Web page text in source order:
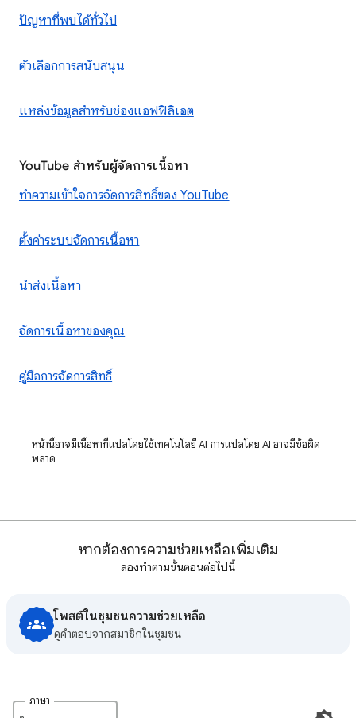
ปัญหาที่พบได้ทั่วไป
ตัวเลือกการสนับสนุน
แหล่งข้อมูลสำหรับช่องแอฟฟิลิเอต
YouTube สำหรับผู้จัดการเนื้อหา
ทำความเข้าใจการจัดการสิทธิ์ของ YouTube
ตั้งค่าระบบจัดการเนื้อหา
นำส่งเนื้อหา
จัดการเนื้อหาของคุณ
คู่มือการจัดการสิทธิ์
หน้านี้อาจมีเนื้อหาที่แปลโดยใช้เทคโนโลยี AI การแปลโดย AI อาจมีข้อผิด
พลาด
หากต้องการความช่วยเหลือเพิ่มเติม
ลองทำตามขั้นตอนต่อไปนี้
โพสต์ในชุมชนความช่วยเหลือ
ดูคําตอบจากสมาชิกในชุมชน
ภาษา